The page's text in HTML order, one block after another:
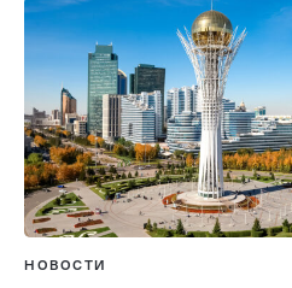
НОВОСТИ